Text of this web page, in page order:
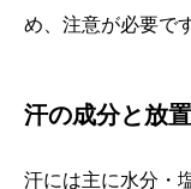
め、注意が必要で
汗の成分と放
汗には主に水分・